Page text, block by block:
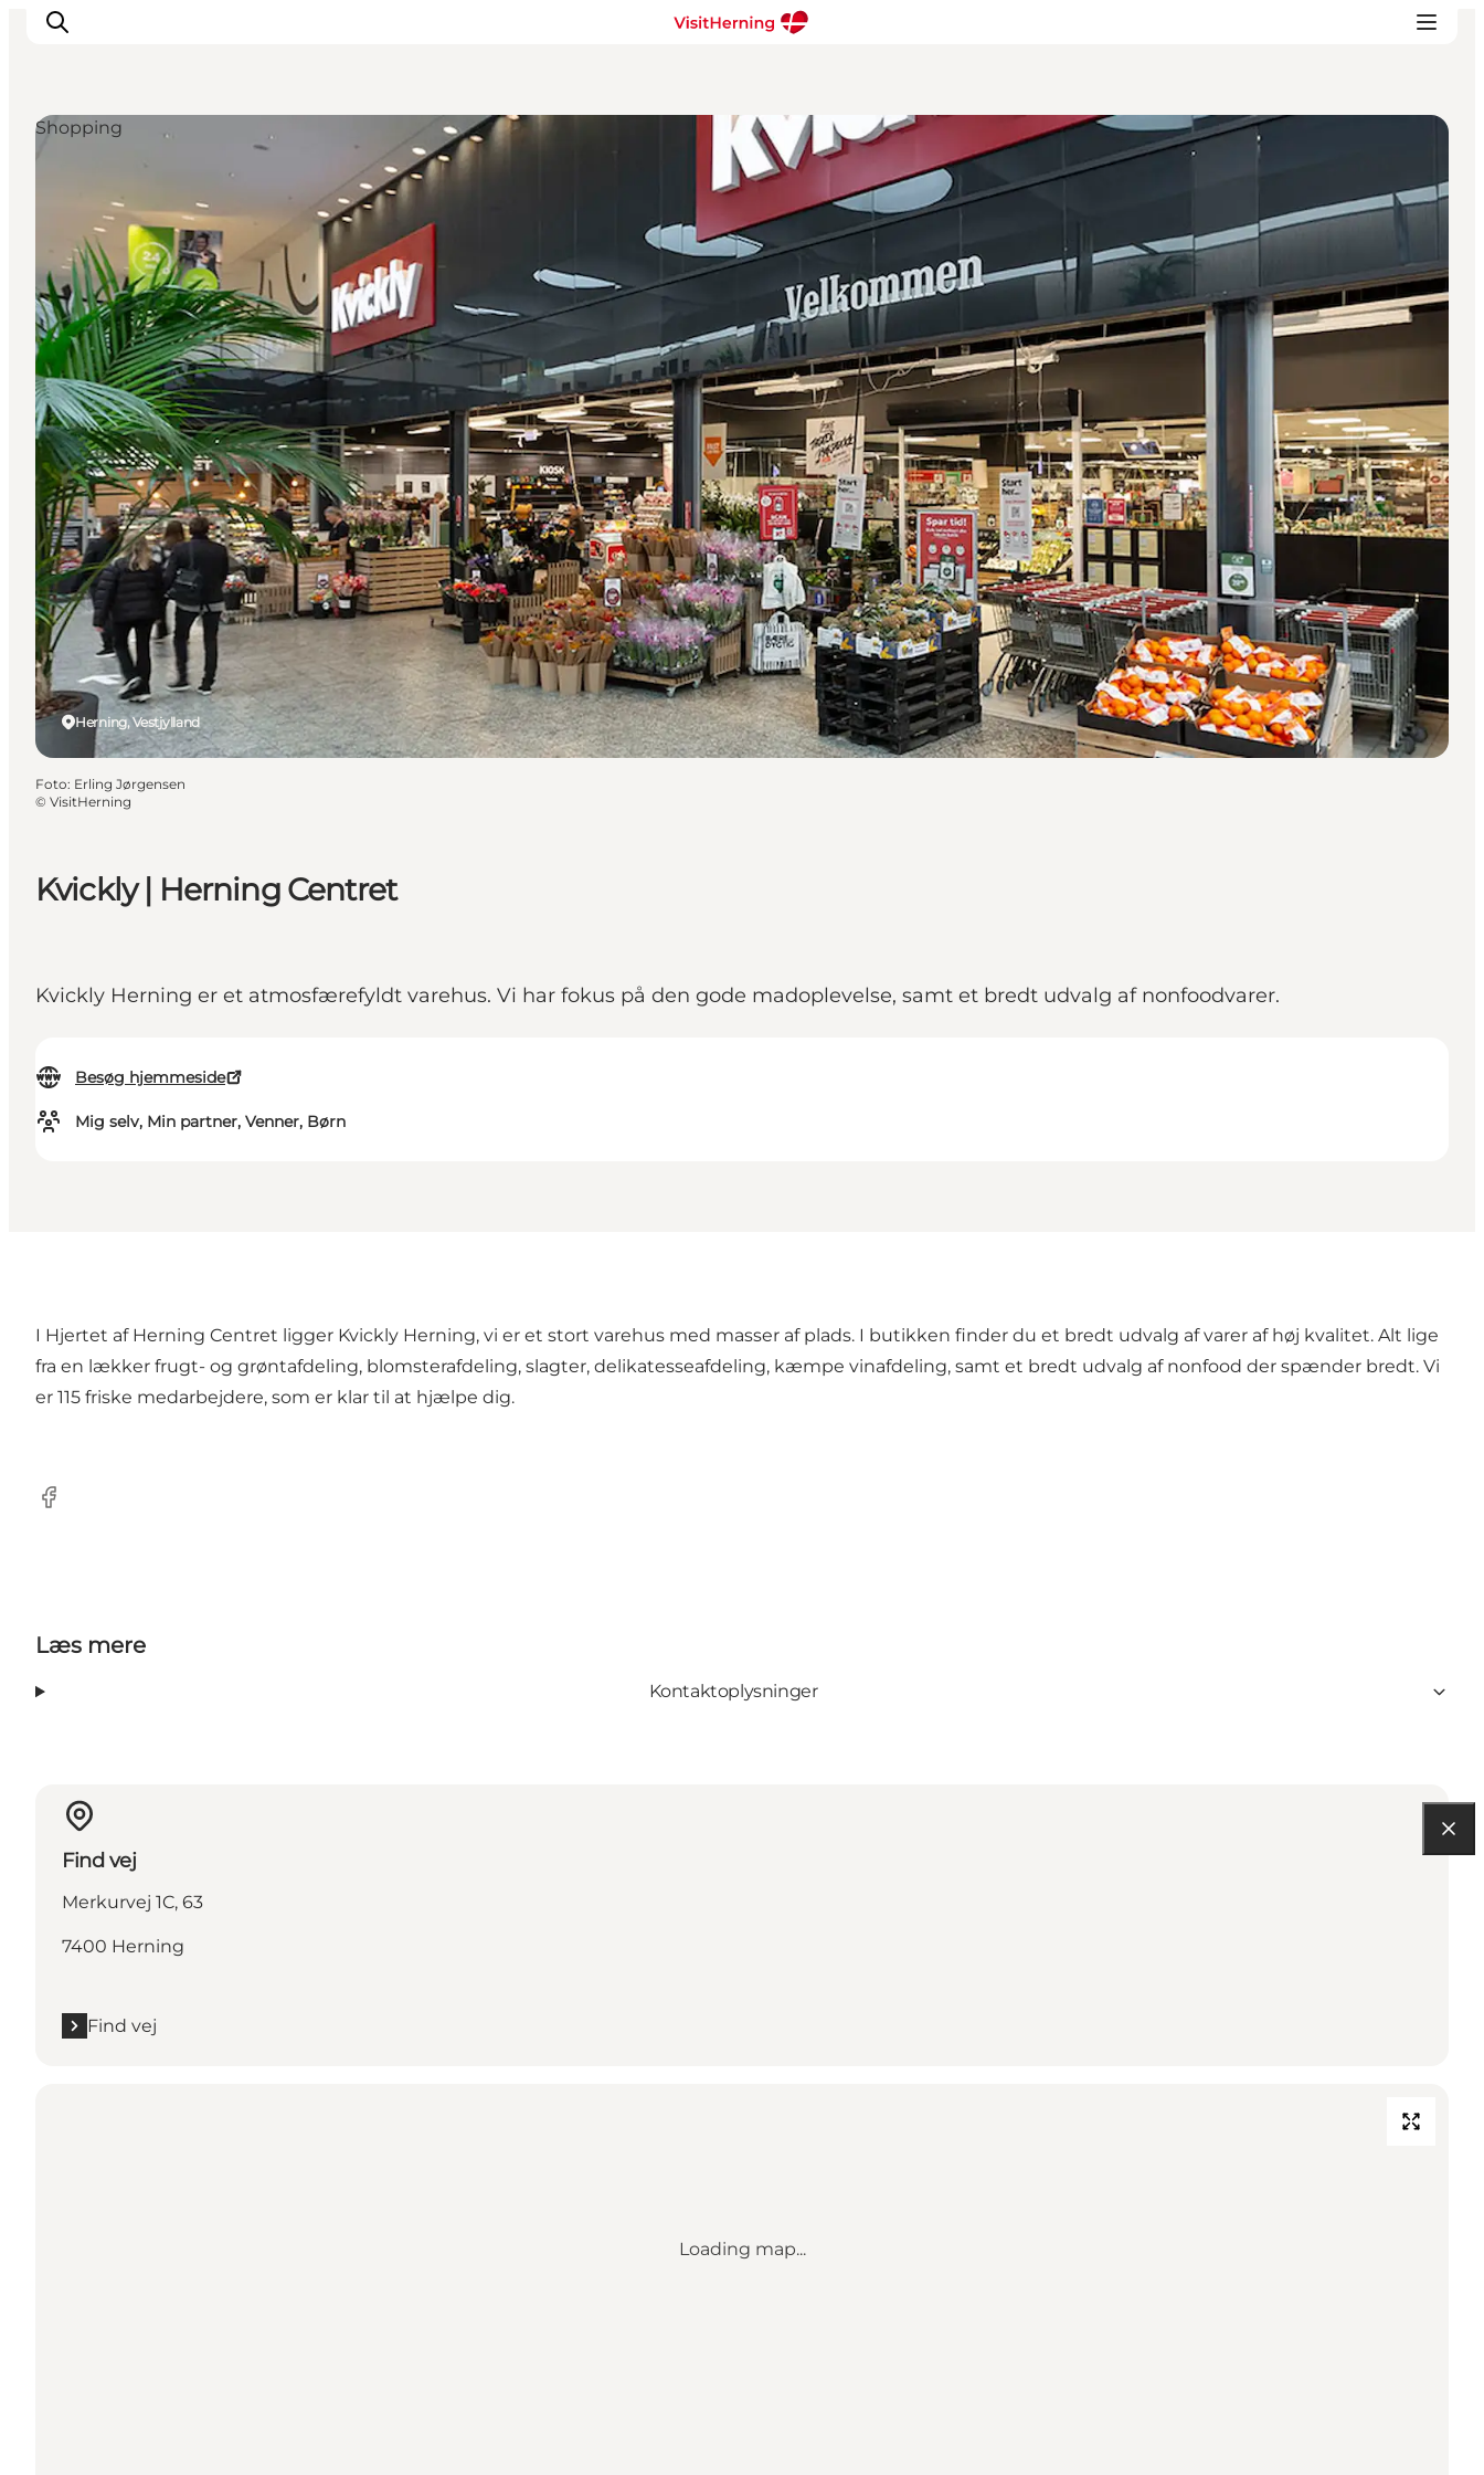
Spis, drik og shop
Kunstlandet
Se og oplev
Find vej
Sov godt
Book overnatning
Kvickly | Herning Centret
Kvickly Herning er et atmosfærefyldt varehus. Vi har fokus på den gode madoplevelse, samt et bredt udvalg af nonfoodvarer.
Besøg hjemmeside
Mig selv, Min partner, Venner, Børn
Herning, Vestjylland
Shopping
Foto: Erling Jørgensen
© VisitHerning
I Hjertet af Herning Centret ligger Kvickly Herning, vi er et stort varehus med masser af plads. I butikken finder du et bredt udvalg af varer af høj kvalitet. Alt lige
fra en lækker frugt- og grøntafdeling, blomsterafdeling, slagter, delikatesseafdeling, kæmpe vinafdeling, samt et bredt udvalg af nonfood der spænder bredt. Vi
er 115 friske medarbejdere, som er klar til at hjælpe dig.
Facebook
Læs mere
Kontaktoplysninger
Find vej
Merkurvej 1C, 63
7400 Herning
Find vej
Loading map...